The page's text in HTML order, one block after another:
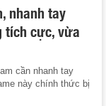
nhanh tay
tích cực, vừa
cần nhanh tay
này chính thức bị